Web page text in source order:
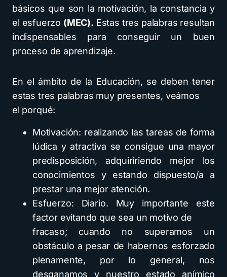
básicos que son la motivación, la constancia y
el esfuerzo (MEC). Estas tres palabras resultan
indispensables para conseguir un buen
proceso de aprendizaje.
En el ámbito de la Educación, se deben tener
estas tres palabras muy presentes, veámos
el porqué:
Motivación: realizando las tareas de forma
lúdica y atractiva se consigue una mayor
predisposición, adquiririendo mejor los
conocimientos y estando dispuesto/a a
prestar una mejor atención.
Esfuerzo: Diario. Muy importante este
factor evitando que sea un motivo de
fracaso; cuando no superamos un
obstáculo a pesar de habernos esforzado
plenamente, por lo general, nos
desganamos y nuestro estado anímico